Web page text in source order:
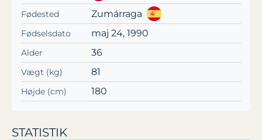
Fødested
Zumárraga
Fødselsdato maj 24, 1990
Alder 36
Vægt (kg) 81
Højde (cm) 180
STATISTIK